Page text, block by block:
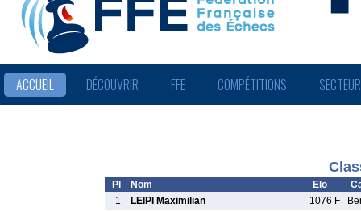
ACCUEIL DÉCOUVRIR FFE COMPÉTITIONS
Pl Nom Elo
1
LEIPI Maximilian 1076 F